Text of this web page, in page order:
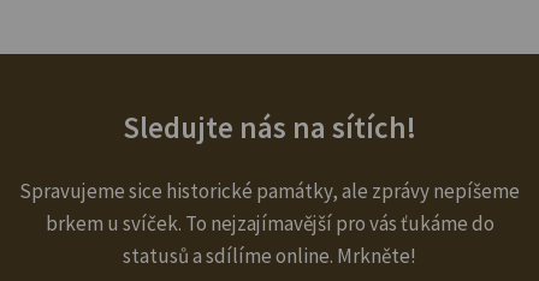
Sledujte nás na sítích!
Spravujeme sice historické památky, ale zprávy nepíšeme
brkem u svíček. To nejzajímavější pro vás ťukáme do
statusů a sdílíme online. Mrkněte!